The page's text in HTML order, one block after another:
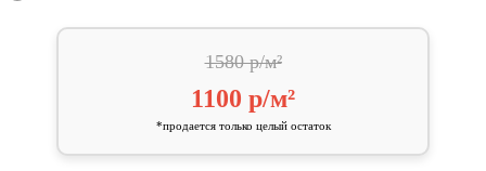
1580 р/м²
1100 р/м²
*продается только целый остаток